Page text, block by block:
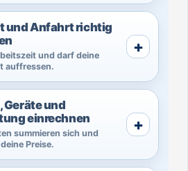
und Anfahrt richtig
und darf deine
auffressen.
Geräte und
einrechnen
summieren sich und
Preise.